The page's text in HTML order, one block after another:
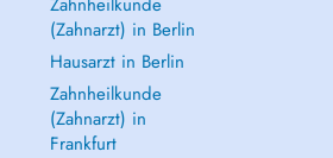
(Zahnarzt) in Berlin
Hausarzt in Berlin
Zahnheilkunde
(Zahnarzt) in
Frankfurt